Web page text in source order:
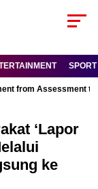
SPORT
from Assessment
‘Lapor
ke